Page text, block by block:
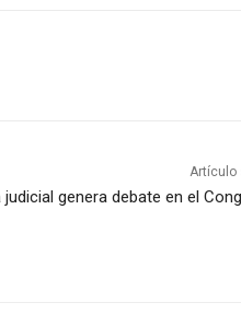
Artículo
genera debate en el